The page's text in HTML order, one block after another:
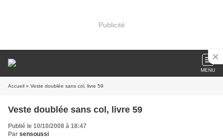
Publicité
MENU
Accueil » Veste doublée sans col, livre 59
Veste doublée sans col, livre 59
Publié le 10/10/2008 à 18:47
Par sensoussi